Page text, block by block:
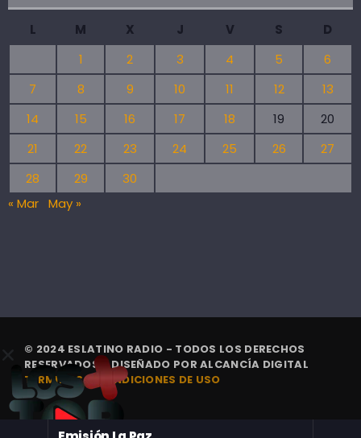
L M X J V S
D
1
2 3 4 5
6
7
8 9 10 11 12
13
14
15 16 17 18 19
20
21
22 23 24 25 26
27
28
29
30
« Mar May »
© 2024 ESLATINO RADIO - TODOS LOS DERECHOS
RESERVADOS. | DISEÑADO PORALCANCÍA DIGITAL
TÉRMINOS Y CONDICIONES DE USO